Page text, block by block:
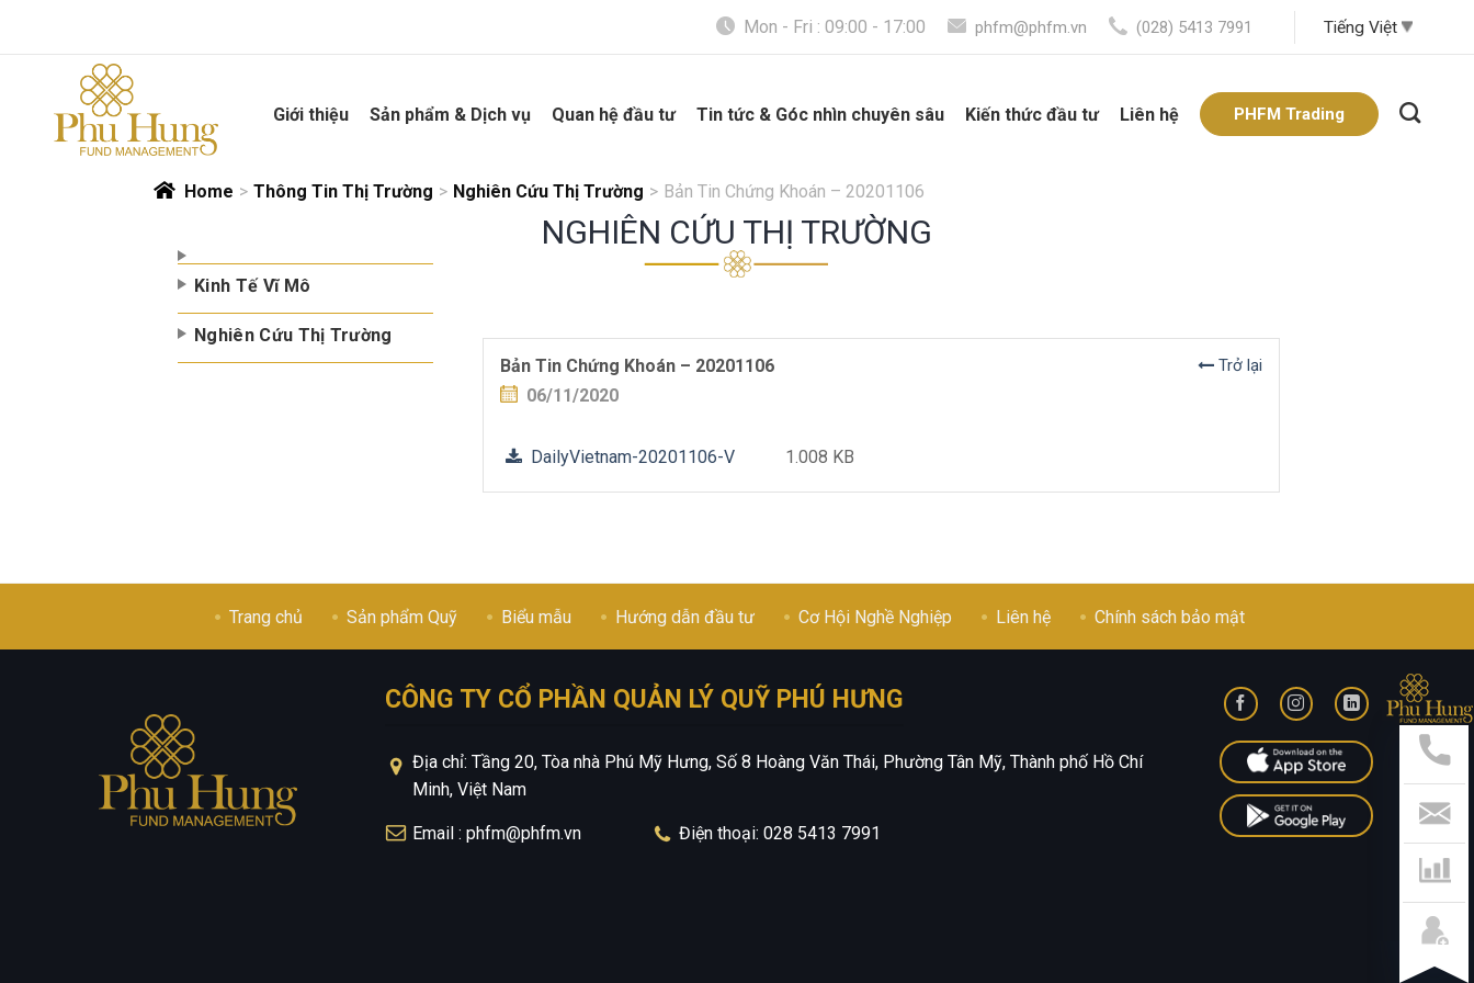
content
Mon - Fri : 09:00 - 17:00 phfm@phfm.vn (028) 5413 7991
Giới thiệu Sản phẩm & Dịch vụ Quan hệ đầu tư Tin tức & Góc nhìn chuyên sâu Kiến thức đầu tư Liên hệ PHFM Trading
Home > Thông Tin Thị Trường > Nghiên Cứu Thị Trường > Bản Tin Chứng Khoán – 20201106
NGHIÊN CỨU THỊ TRƯỜNG
Kinh Tế Vĩ Mô
Nghiên Cứu Thị Trường
Bản Tin Chứng Khoán – 20201106
Trở lại
06/11/2020
DailyVietnam-20201106-V 1.008 KB
Trang chủ Sản phẩm Quỹ Biểu mẫu Hướng dẫn đầu tư Cơ Hội Nghề Nghiệp Liên hệ Chính sách bảo mật
Hỗ
Trợ
028
Hệ
CÔNG TY CỔ PHẦN QUẢN LÝ QUỸ PHÚ HƯNG
Địa chỉ: Tầng 20, Tòa nhà Phú Mỹ Hưng, Số 8 Hoàng Văn Thái, Phường Tân Mỹ, Thành phố Hồ Chí
Minh, Việt Nam
Email : phfm@phfm.vn Điện thoại: 028 5413 7991